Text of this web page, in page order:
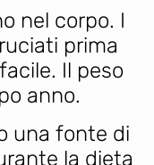
nel corpo. I
prima
Il peso
anno.
una fonte di
la dieta